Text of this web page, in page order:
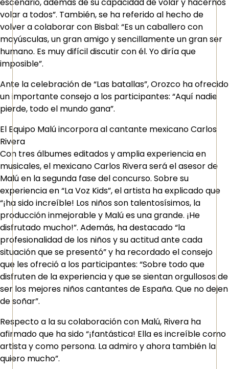
volar a todos”. También, se ha referido al hecho de
volver a colaborar con Bisbal: “Es un caballero con
mayúsculas, un gran amigo y sencillamente un gran ser
humano. Es muy difícil discutir con él. Yo diría que
imposible”.
Ante la celebración de “Las batallas”, Orozco ha ofrecido
un importante consejo a los participantes: “Aquí nadie
pierde, todo el mundo gana”.
El Equipo Malú incorpora al cantante mexicano Carlos
Rivera
Con tres álbumes editados y amplia experiencia en
musicales, el mexicano Carlos Rivera será el asesor de
Malú en la segunda fase del concurso. Sobre su
experiencia en “La Voz Kids”, el artista ha explicado que
“¡ha sido increíble! Los niños son talentosísimos, la
producción inmejorable y Malú es una grande. ¡He
disfrutado mucho!”. Además, ha destacado “la
profesionalidad de los niños y su actitud ante cada
situación que se presentó” y ha recordado el consejo
que les ofreció a los participantes: “Sobre todo que
disfruten de la experiencia y que se sientan orgullosos de
ser los mejores niños cantantes de España. Que no dejen
de soñar”.
Respecto a la su colaboración con Malú, Rivera ha
afirmado que ha sido “¡fantástica! Ella es increíble como
artista y como persona. La admiro y ahora también la
quiero mucho”.